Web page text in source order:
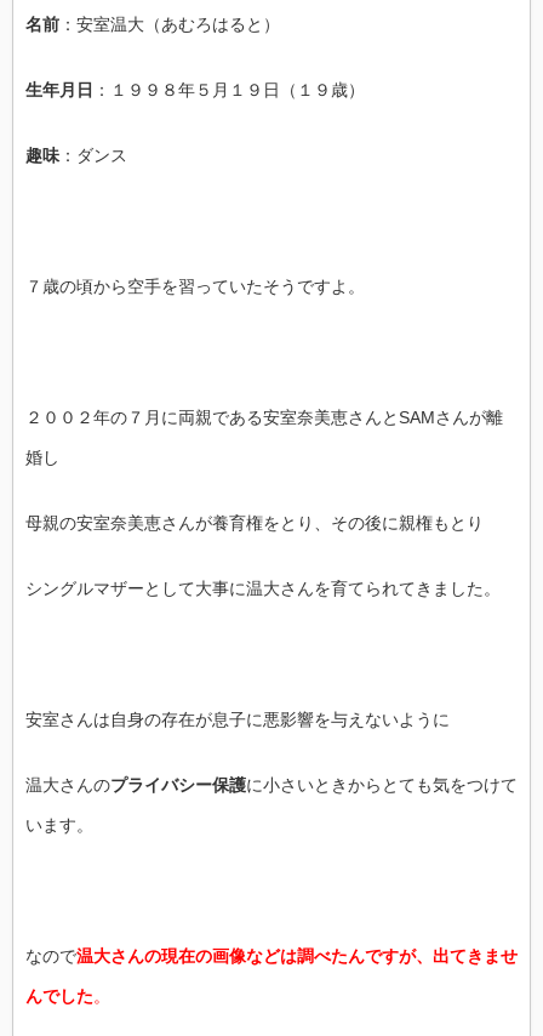
名前 ：安室温大（あむろはると）
生年月日 ：１９９８年５月１９日（１９歳）
趣味 ：ダンス
７歳の頃から空手を習っていたそうですよ。
２００２年の７月に両親である安室奈美恵さんとSAMさんが離
婚し
母親の安室奈美恵さんが養育権をとり、その後に親権もとり
シングルマザーとして大事に温大さんを育てられてきました。
安室さんは自身の存在が息子に悪影響を与えないように
温大さんのプライバシー保護に小さいときからとても気をつけて
います。
なので温大さんの現在の画像などは調べたんですが、出てきませ
んでした。